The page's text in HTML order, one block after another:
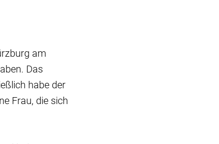
am
Das
habe der
Frau, die sich